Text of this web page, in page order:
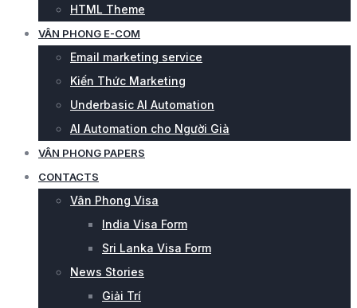
HTML Theme
VÂN PHONG E-COM
Email marketing service
Kiến Thức Marketing
Underbasic AI Automation
AI Automation cho Người Già
VÂN PHONG PAPERS
CONTACTS
Vân Phong Visa
India Visa Form
Sri Lanka Visa Form
News Stories
Giải Trí